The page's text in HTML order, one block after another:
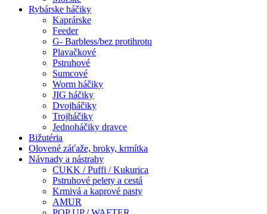
Rybárske háčiky
Kaprárske
Feeder
G- Barbless/bez protihrotu
Plavačkové
Pstruhové
Sumcové
Worm háčiky
JIG háčiky
Dvojháčiky
Trojháčiky
Jednoháčiky dravce
Bižutéria
Olovené záťaže, broky, krmítka
Návnady a nástrahy
CUKK / Puffi / Kukurica
Pstruhové pelety a cestá
Krmivá a kaprové pasty
AMUR